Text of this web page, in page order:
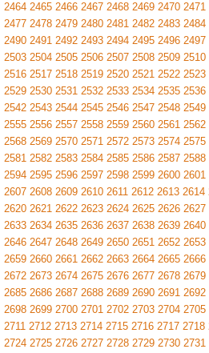
2464 2465 2466 2467 2468 2469 2470 2471
2477 2478 2479 2480 2481 2482 2483 2484
2490 2491 2492 2493 2494 2495 2496 2497
2503 2504 2505 2506 2507 2508 2509 2510
2516 2517 2518 2519 2520 2521 2522 2523
2529 2530 2531 2532 2533 2534 2535 2536
2542 2543 2544 2545 2546 2547 2548 2549
2555 2556 2557 2558 2559 2560 2561 2562
2568 2569 2570 2571 2572 2573 2574 2575
2581 2582 2583 2584 2585 2586 2587 2588
2594 2595 2596 2597 2598 2599 2600 2601
2607 2608 2609 2610 2611 2612 2613 2614
2620 2621 2622 2623 2624 2625 2626 2627
2633 2634 2635 2636 2637 2638 2639 2640
2646 2647 2648 2649 2650 2651 2652 2653
2659 2660 2661 2662 2663 2664 2665 2666
2672 2673 2674 2675 2676 2677 2678 2679
2685 2686 2687 2688 2689 2690 2691 2692
2698 2699 2700 2701 2702 2703 2704 2705
2711 2712 2713 2714 2715 2716 2717 2718
2724 2725 2726 2727 2728 2729 2730 2731